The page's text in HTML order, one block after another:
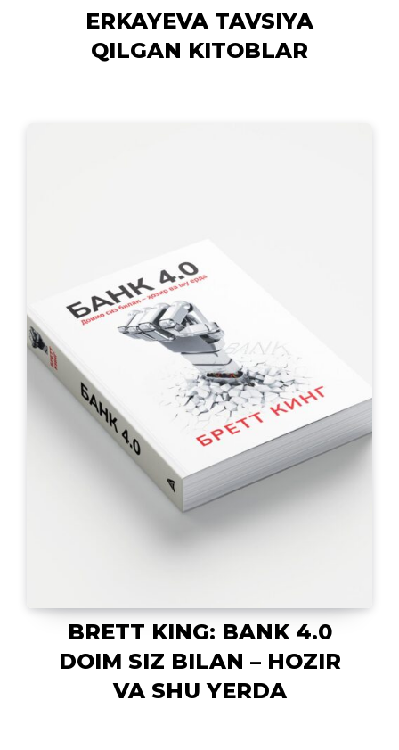
ERKAYEVA TAVSIYA
QILGAN KITOBLAR
BRETT KING: BANK 4.0
DOIM SIZ BILAN – HOZIR
VA SHU YERDA